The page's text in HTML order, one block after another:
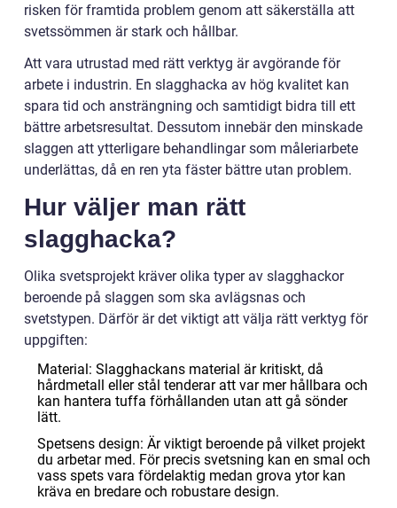
risken för framtida problem genom att säkerställa att
svetssömmen är stark och hållbar.
Att vara utrustad med rätt verktyg är avgörande för
arbete i industrin. En slagghacka av hög kvalitet kan
spara tid och ansträngning och samtidigt bidra till ett
bättre arbetsresultat. Dessutom innebär den minskade
slaggen att ytterligare behandlingar som måleriarbete
underlättas, då en ren yta fäster bättre utan problem.
Hur väljer man rätt
slagghacka?
Olika svetsprojekt kräver olika typer av slagghackor
beroende på slaggen som ska avlägsnas och
svetstypen. Därför är det viktigt att välja rätt verktyg för
uppgiften:
Material: Slagghackans material är kritiskt, då
hårdmetall eller stål tenderar att var mer hållbara och
kan hantera tuffa förhållanden utan att gå sönder
lätt.
Spetsens design: Är viktigt beroende på vilket projekt
du arbetar med. För precis svetsning kan en smal och
vass spets vara fördelaktig medan grova ytor kan
kräva en bredare och robustare design.